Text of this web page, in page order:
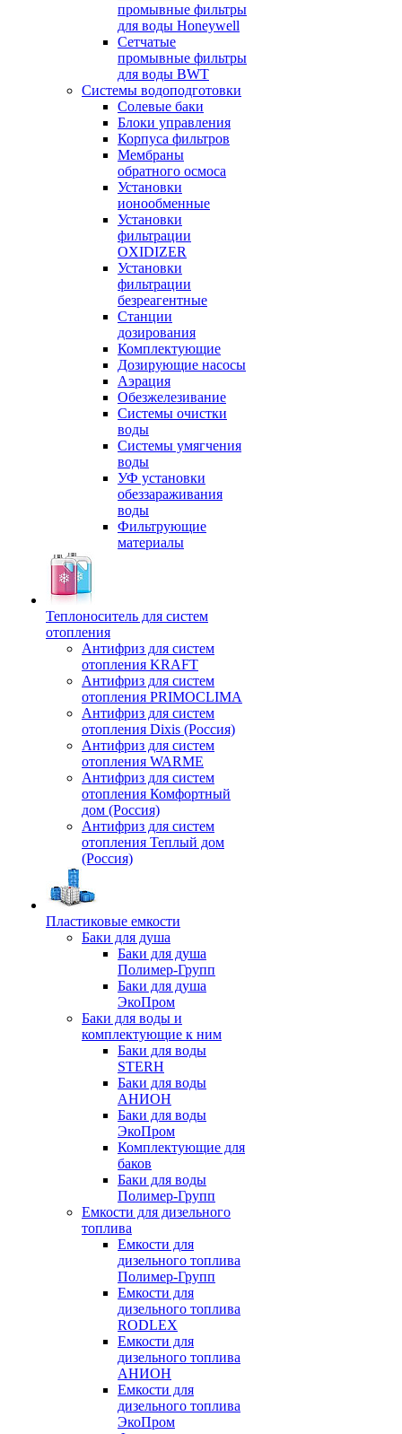
промывные фильтры
для воды Honeywell
Сетчатые
промывные фильтры
для воды BWT
Системы водоподготовки
Солевые баки
Блоки управления
Корпуса фильтров
Мембраны
обратного осмоса
Установки
ионообменные
Установки
фильтрации
OXIDIZER
Установки
фильтрации
безреагентные
Станции
дозирования
Комплектующие
Дозирующие насосы
Аэрация
Обезжелезивание
Системы очистки
воды
Системы умягчения
воды
УФ установки
обеззараживания
воды
Фильтрующие
материалы
Теплоноситель для систем
отопления
Антифриз для систем
отопления KRAFT
Антифриз для систем
отопления PRIMOCLIMA
Антифриз для систем
отопления Dixis (Россия)
Антифриз для систем
отопления WARME
Антифриз для систем
отопления Комфортный
дом (Россия)
Антифриз для систем
отопления Теплый дом
(Россия)
Пластиковые емкости
Баки для душа
Баки для душа
Полимер-Групп
Баки для душа
ЭкоПром
Баки для воды и
комплектующие к ним
Баки для воды
STERH
Баки для воды
АНИОН
Баки для воды
ЭкоПром
Комплектующие для
баков
Баки для воды
Полимер-Групп
Емкости для дизельного
топлива
Емкости для
дизельного топлива
Полимер-Групп
Емкости для
дизельного топлива
RODLEX
Емкости для
дизельного топлива
АНИОН
Емкости для
дизельного топлива
ЭкоПром